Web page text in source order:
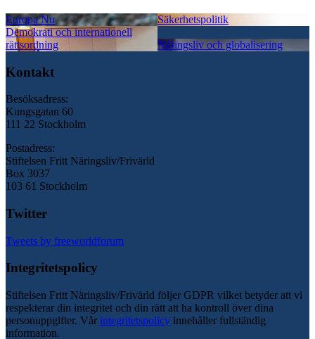
Europa Nu
Säkerhetspolitik
Demokrati och internationell
rättsordning
Näringsliv och globalisering
Kontakt
Besöksadress:
Kungsgatan 60
111 22 Stockholm
Postadress:
Stiftelsen Fritt Näringsliv/Frivärld
Box 3037
103 61 Stockholm
Twitter
Tweets by freeworldforum
Integritetspolicy
Stiftelsen Fritt Näringsliv/Frivärld följer GDPR vilket betyder att vi
respekterar din integritet och din rätt att ha kontroll över dina
personuppgifter. Vår integritetspolicy innehåller fullständig
information.